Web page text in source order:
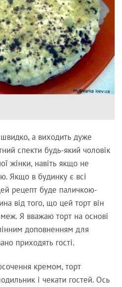
швидко, а виходить дуже
спекти будь-який чоловік
жінки, навіть якщо не
Якщо в будинку є всі
рецепт буде паличкою-
від того, що цей торт він
Я вважаю торт на основі
доповненням для
приходять гості.
кремом, торт
і чекати гостей. Ось